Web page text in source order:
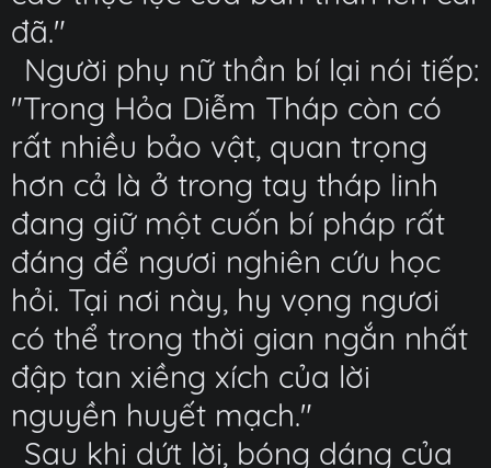
đã."
Người phụ nữ thần bí lại nói tiếp:
"Trong Hỏa Diễm Tháp còn có
rất nhiều bảo vật, quan trọng
hơn cả là ở trong tay tháp linh
đang giữ một cuốn bí pháp rất
đáng để ngươi nghiên cứu học
hỏi. Tại nơi này, hy vọng ngươi
có thể trong thời gian ngắn nhất
đập tan xiềng xích của lời
nguyền huyết mạch."
Sau khi dứt lời, bóng dáng của